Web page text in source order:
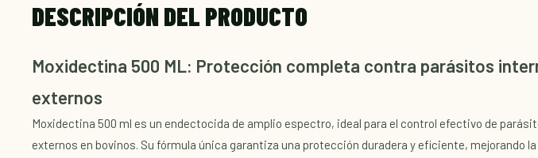
DESCRIPCIÓN DEL PRODUCTO
Moxidectina 500 ML: Protección completa contra parásitos
externos
Moxidectina 500 ml es un endectocida de amplio espectro, ideal para el control efectivo de
externos en bovinos. Su fórmula única garantiza una protección duradera y eficiente, mejorando la